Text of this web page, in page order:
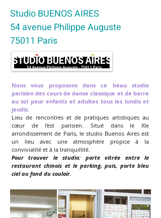
Studio BUENOS AIRES
54 avenue Philippe Auguste
75011 Paris
Nous vous proposons dans ce beau studio
parisien des cours de danse classique et de barre
au sol pour enfants et adultes tous les lundis et
jeudis.
Lieu de rencontres et de pratiques artistiques au
cœur de l'est parisien. Situé dans le XIe
arrondissement de Paris, le studio Buenos Aires est
un lieu avec une atmosphère propice à la
convivialité et à la tranquillité.
Pour trouver le studio: porte vitrée entre le
restaurant chinois et le parking, puis, porte bleu
ciel au fond du couloir.